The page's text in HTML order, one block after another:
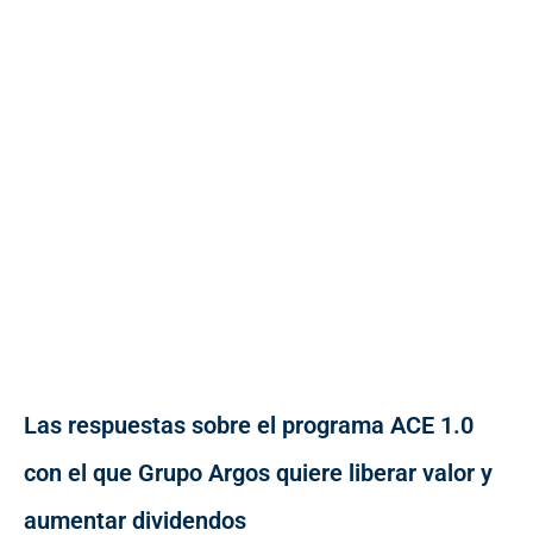
Las respuestas sobre el programa ACE 1.0
con el que Grupo Argos quiere liberar valor y
aumentar dividendos